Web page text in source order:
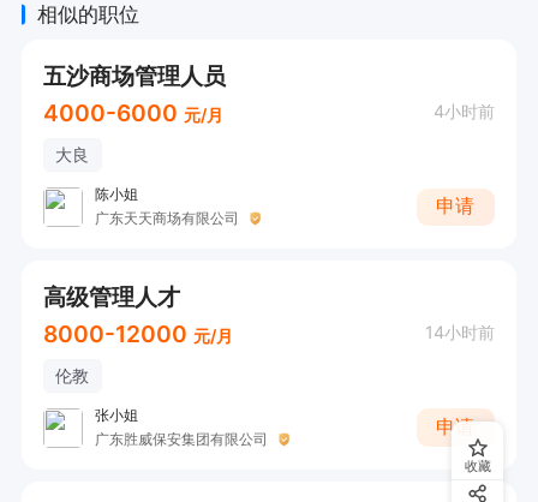
相似的职位
五沙商场管理人员
4000-6000 元/月 4小时前
大良
陈小姐
广东天天商场有限公司
申请
高级管理人才
8000-12000 元/月 14小时前
伦教
张小姐
广东胜威保安集团有限公司
申请
收藏